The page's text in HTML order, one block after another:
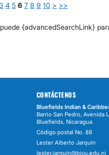
3 4 5 6 7 8 9 10 > >>
{advancedSearchLink}
CONTÁCTENOS
Bluefields Indian &
Barrio San Pedro, Avenida
Bluefields, Nicaragua
Código postal No. 88
Lester Alberto Jarquín
lester.jarquin@bicu.edu.ni